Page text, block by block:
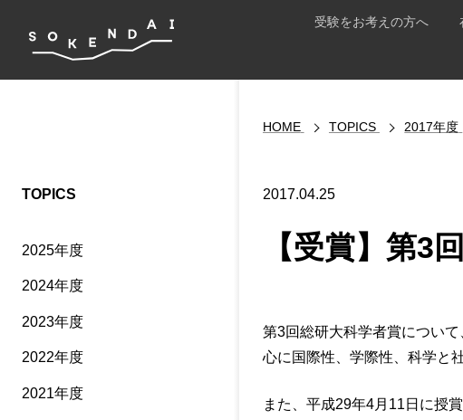
受験をお考えの方へ
HOME TOPICS 2017年度
2017.04.25
【受賞】第3
第3回総研大科学者賞につい
心に国際性、学際性、科学と
また、平成29年4月11日に授
TOPICS
2025年度
2024年度
2023年度
2022年度
2021年度